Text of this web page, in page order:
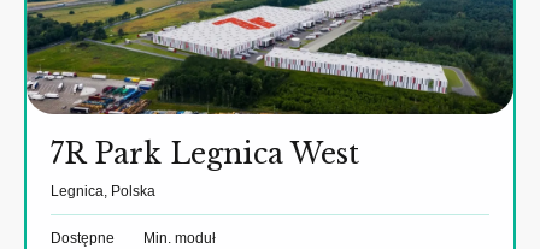
7R Park Legnica West
Legnica, Polska
Dostępne Min. moduł